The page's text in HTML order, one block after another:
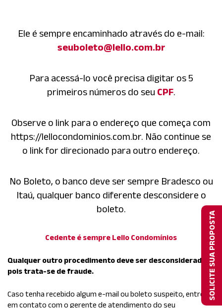
Ele é sempre encaminhado através do e-mail:
seuboleto@lello.com.br
Para acessá-lo você precisa digitar os 5
primeiros números do seu CPF.
Observe o link para o endereço que começa com
https://lellocondominios.com.br. Não continue se
o link for direcionado para outro endereço.
No Boleto, o banco deve ser sempre Bradesco ou
Itaú, qualquer banco diferente desconsidere o
boleto.
Cedente é sempre Lello Condomínios
Qualquer outro procedimento deve ser desconsiderado
pois trata-se de fraude.
Caso tenha recebido algum e-mail ou boleto suspeito, entre
em contato com o gerente de atendimento do seu
SOLICITE SUA PROPOSTA